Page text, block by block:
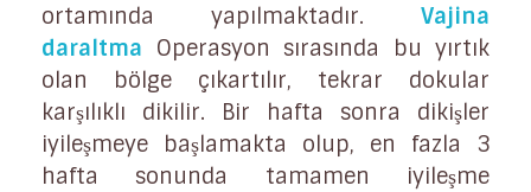
ortamında yapılmaktadır. Vajina
daraltma Operasyon sırasında bu yırtık
olan bölge çıkartılır, tekrar dokular
karşılıklı dikilir. Bir hafta sonra dikişler
iyileşmeye başlamakta olup, en fazla 3
hafta sonunda tamamen iyileşme